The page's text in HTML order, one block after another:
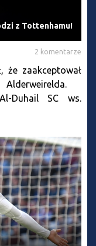
z Tottenhamu!
2 komentarze
że zaakceptował
Alderweirelda.
Duhail SC ws.